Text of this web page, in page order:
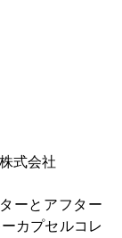
式会社
ーとアフター
カプセルコレ